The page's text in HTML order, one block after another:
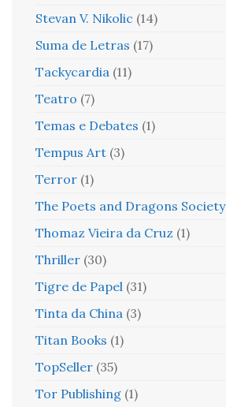
Stevan V. Nikolic (14)
Suma de Letras (17)
Tackycardia (11)
Teatro (7)
Temas e Debates (1)
Tempus Art (3)
Terror (1)
The Poets and Dragons Society
Thomaz Vieira da Cruz (1)
Thriller (30)
Tigre de Papel (31)
Tinta da China (3)
Titan Books (1)
TopSeller (35)
Tor Publishing (1)